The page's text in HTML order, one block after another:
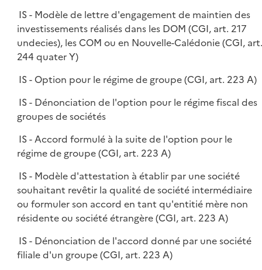
IS - Modèle de lettre d'engagement de maintien des
investissements réalisés dans les DOM (CGI, art. 217
undecies), les COM ou en Nouvelle-Calédonie (CGI, art.
244 quater Y)
IS - Option pour le régime de groupe (CGI, art. 223 A)
IS - Dénonciation de l'option pour le régime fiscal des
groupes de sociétés
IS - Accord formulé à la suite de l'option pour le
régime de groupe (CGI, art. 223 A)
IS - Modèle d'attestation à établir par une société
souhaitant revêtir la qualité de société intermédiaire
ou formuler son accord en tant qu'entitié mère non
résidente ou société étrangère (CGI, art. 223 A)
IS - Dénonciation de l'accord donné par une société
filiale d'un groupe (CGI, art. 223 A)